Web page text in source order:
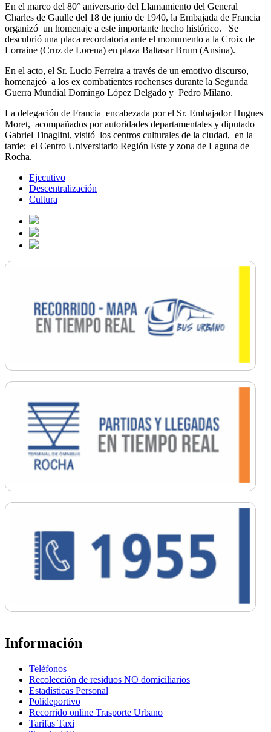
En el marco del 80° aniversario del Llamamiento del General
Charles de Gaulle del 18 de junio de 1940, la Embajada de Francia
organizó un homenaje a este importante hecho histórico. Se
descubrió una placa recordatoria ante el monumento a la Croix de
Lorraine (Cruz de Lorena) en plaza Baltasar Brum (Ansina).
En el acto, el Sr. Lucio Ferreira a través de un emotivo discurso,
homenajeó a los ex combatientes rochenses durante la Segunda
Guerra Mundial Domingo López Delgado y Pedro Milano.
La delegación de Francia encabezada por el Sr. Embajador Hugues
Moret, acompañados por autoridades departamentales y diputado
Gabriel Tinaglini, visitó los centros culturales de la ciudad, en la
tarde; el Centro Universitario Región Este y zona de Laguna de
Rocha.
Ejecutivo
Descentralización
Cultura
Información
Teléfonos
Recolección de residuos NO domiciliarios
Estadísticas Personal
Polideportivo
Recorrido online Trasporte Urbano
Tarifas Taxi